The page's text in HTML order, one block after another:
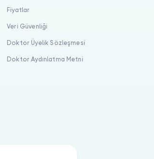
Fiyatlar
Veri Güvenliği
Doktor Üyelik Sözleşmesi
Doktor Aydınlatma Metni